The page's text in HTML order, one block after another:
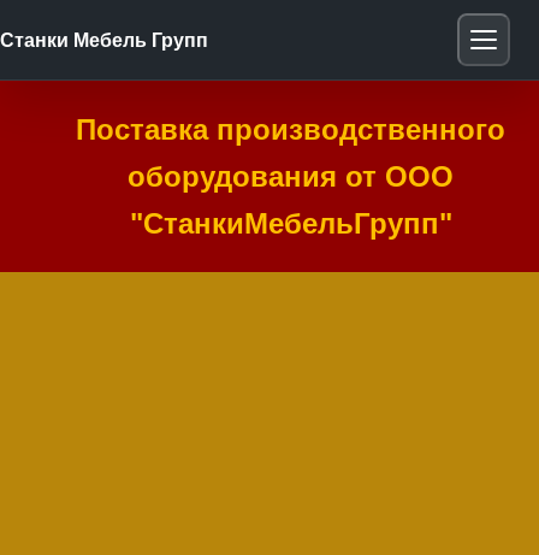
Станки Мебель Групп
Поставка производственного
оборудования от ООО
"СтанкиМебельГрупп"